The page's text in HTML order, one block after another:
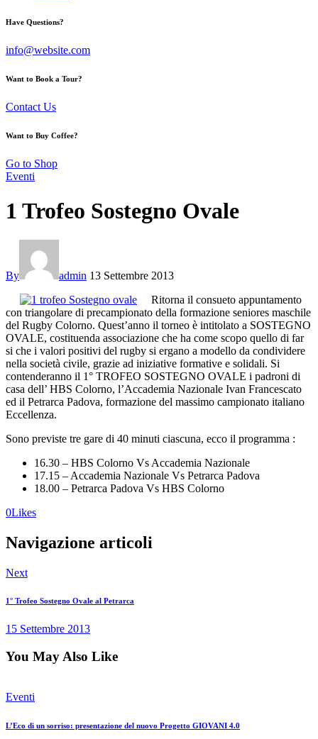
Have Questions?
info@website.com
Want to Book a Tour?
Contact Us
Want to Buy Coffee?
Go to Shop
Eventi
1 Trofeo Sostegno Ovale
By admin 13 Settembre 2013
Ritorna il consueto appuntamento
con triangolare di precampionato della formazione seniores maschile
del Rugby Colorno. Quest’anno il torneo è intitolato a SOSTEGNO
OVALE, costituenda associazione che ha come scopo quello di far
si che i valori positivi del rugby si ergano a modello da condividere
nella società civile, grazie ad iniziative formative e solidali. Si
contenderanno il 1° TROFEO SOSTEGNO OVALE i padroni di
casa dell’ HBS Colorno, l’Accademia Nazionale Ivan Francescato
ed il Petrarca Padova, formazione del massimo campionato italiano
Eccellenza.
Sono previste tre gare di 40 minuti ciascuna, ecco il programma :
16.30 – HBS Colorno Vs Accademia Nazionale
17.15 – Accademia Nazionale Vs Petrarca Padova
18.00 – Petrarca Padova Vs HBS Colorno
0Likes
Navigazione articoli
Next
1° Trofeo Sostegno Ovale al Petrarca
15 Settembre 2013
You May Also Like
Eventi
L’Eco di un sorriso: presentazione del nuovo Progetto GIOVANI 4.0